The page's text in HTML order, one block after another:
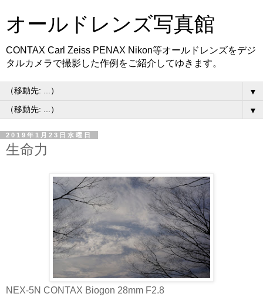
オールドレンズ写真館
CONTAX Carl Zeiss PENAX Nikon等オールドレンズをデジ
タルカメラで撮影した作例をご紹介してゆきます。
▼
▼
2019年1月23日水曜日
生命力
NEX-5N CONTAX Biogon 28mm F2.8